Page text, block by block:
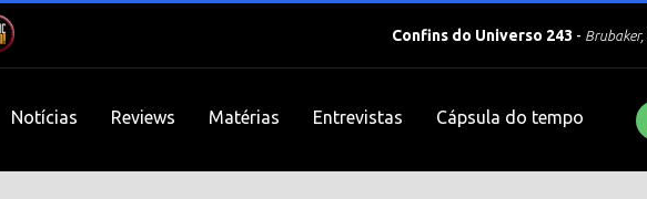
Confins do Universo 243 -
Notícias Reviews Matérias Entrevistas Cápsula do tempo